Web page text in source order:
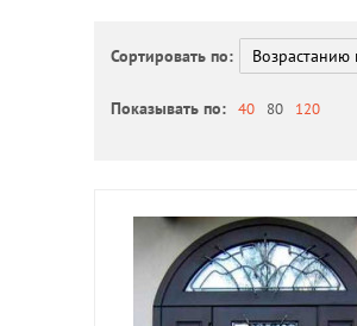
Сортировать по:
Показывать по: 40 80 120